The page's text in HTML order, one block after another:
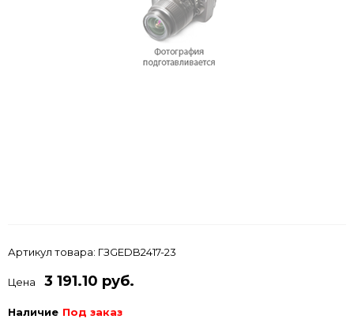
Артикул товара: ГЗGEDB2417-23
Цена 3 191.10 руб.
Наличие Под заказ